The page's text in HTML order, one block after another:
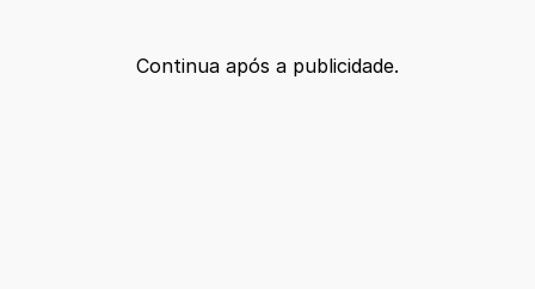
Continua após a publicidade.